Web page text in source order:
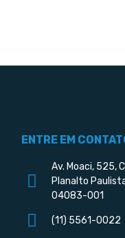
ENTRE EM
Av. Moaci, 525,
Planalto
04083-001
(11) 5561-0022